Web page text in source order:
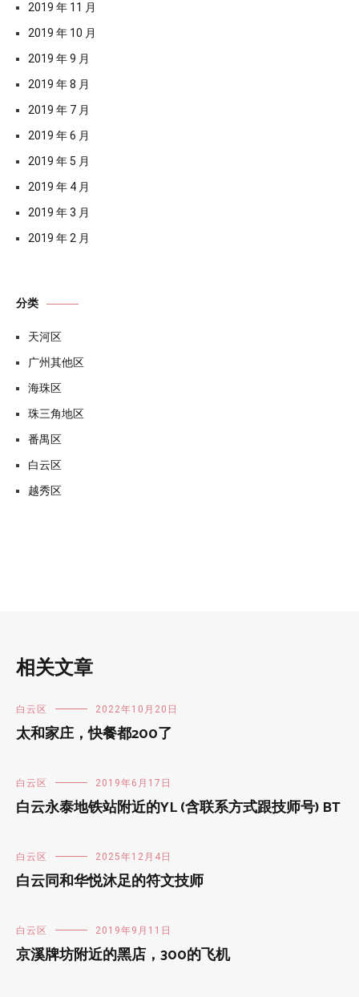
2019 年 11 月
2019 年 10 月
2019 年 9 月
2019 年 8 月
2019 年 7 月
2019 年 6 月
2019 年 5 月
2019 年 4 月
2019 年 3 月
2019 年 2 月
分类
天河区
广州其他区
海珠区
珠三角地区
番禺区
白云区
越秀区
相关文章
白云区 2022年10月20日
太和家庄，快餐都200了
白云区 2019年6月17日
白云永泰地铁站附近的YL (含联系方式跟技师号) BT
白云区 2025年12月4日
白云同和华悦沐足的符文技师
白云区 2019年9月11日
京溪牌坊附近的黑店，300的飞机